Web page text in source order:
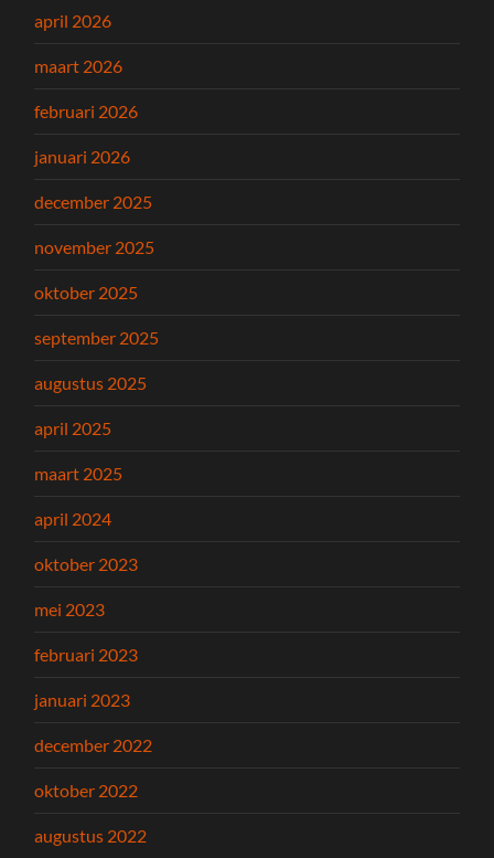
april 2026
maart 2026
februari 2026
januari 2026
december 2025
november 2025
oktober 2025
september 2025
augustus 2025
april 2025
maart 2025
april 2024
oktober 2023
mei 2023
februari 2023
januari 2023
december 2022
oktober 2022
augustus 2022